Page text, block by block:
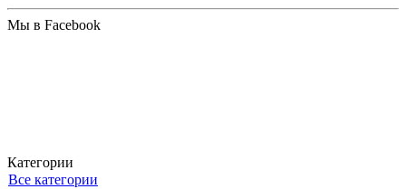
Мы в Facebook
Категории
Все категории